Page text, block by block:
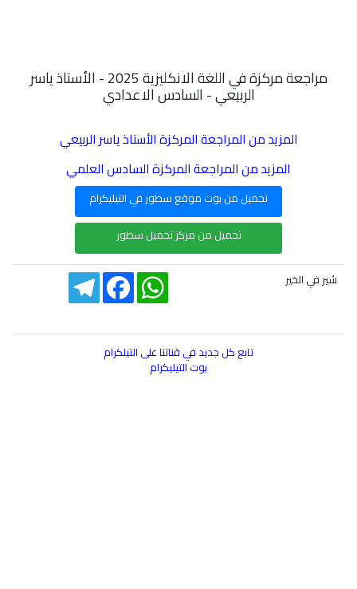
مراجعة مركزة في اللغة الانكليزية 2025 - الأستاذ ياسر
الربيعي - السادس الاعدادي
المزيد من المراجعة المركزة الأستاذ ياسر الربيعي
المزيد من المراجعة المركزة السادس العلمي
تحميل من بوت موقع سطور في التيليكرام
تحميل من مركز تحميل سطور
شير في الخير TelegramFacebookWhatsApp
تابع كل جديد في قناتنا على التيلكرام
بوت التيليكرام